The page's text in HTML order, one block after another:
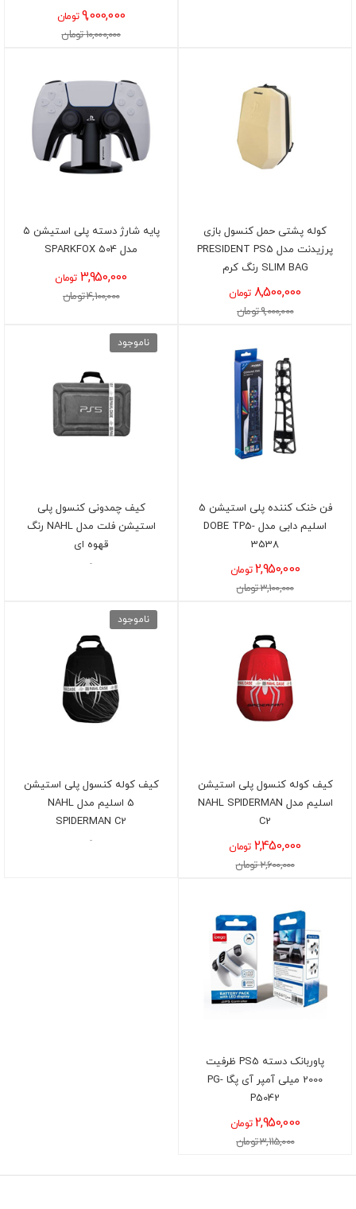
9,000,000 تومان
10,000,000 تومان
کوله پشتی حمل کنسول بازی
پرزیدنت مدل PRESIDENT PS5
SLIM BAG رنگ کرم
8,500,000 تومان
9,000,000 تومان
پایه شارژ دسته پلی استیشن ۵
مدل SPARKFOX 504
3,950,000 تومان
4,100,000 تومان
فن خنک کننده پلی استیشن 5
اسلیم دابی مدل DOBE TP5-
3538
2,950,000 تومان
3,100,000 تومان
ناموجود
کیف چمدونی کنسول پلی
استیشن فلت مدل NAHL رنگ
قهوه ای
-
کیف کوله کنسول پلی استیشن
اسلیم مدل NAHL SPIDERMAN
C2
2,450,000 تومان
2,600,000 تومان
ناموجود
کیف کوله کنسول پلی استیشن
5 اسلیم مدل NAHL
SPIDERMAN C2
-
پاوربانک دسته PS5 ظرفیت
2000 میلی آمپر آی پگا PG-
P5042
2,950,000 تومان
3,115,000 تومان